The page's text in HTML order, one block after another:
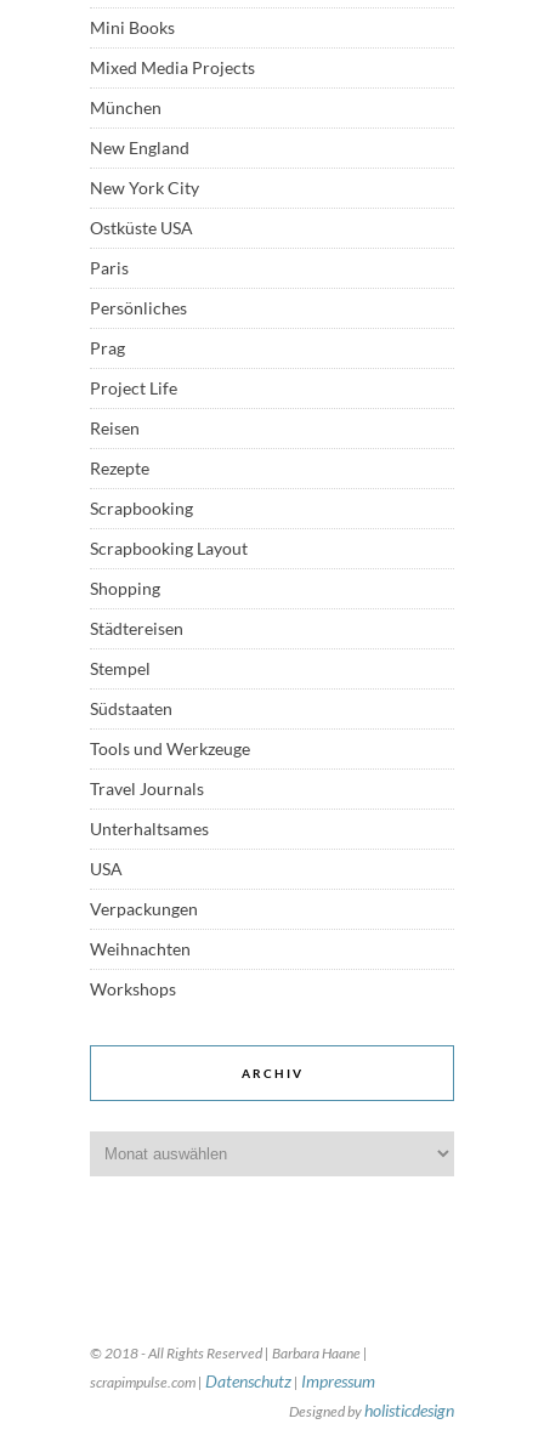
Mini Books
Mixed Media Projects
München
New England
New York City
Ostküste USA
Paris
Persönliches
Prag
Project Life
Reisen
Rezepte
Scrapbooking
Scrapbooking Layout
Shopping
Städtereisen
Stempel
Südstaaten
Tools und Werkzeuge
Travel Journals
Unterhaltsames
USA
Verpackungen
Weihnachten
Workshops
ARCHIV
© 2018 - All Rights Reserved | Barbara Haane |
scrapimpulse.com | Datenschutz | Impressum
Designed byholisticdesign